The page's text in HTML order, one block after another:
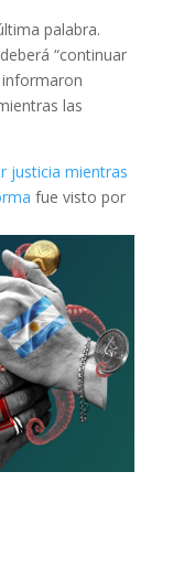
palabra.
“continuar
las
justicia mientras
fue visto por